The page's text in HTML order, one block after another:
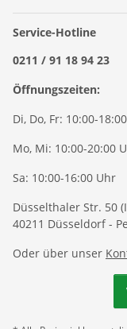
Service-Hotline
0211 / 91 18 94 23
Öffnungszeiten:
Di, Do, Fr: 10:00-
Mo, Mi: 10:00-20:00
Sa: 10:00-16:00 Uhr
Düsselthaler Str. 50
40211 Düsseldorf -
Oder über unser